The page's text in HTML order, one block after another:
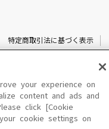
特定商取引法に基づく表示
このサイトに掲載されている
your experience on
content and ads and
click [Cookie
cookie settings on